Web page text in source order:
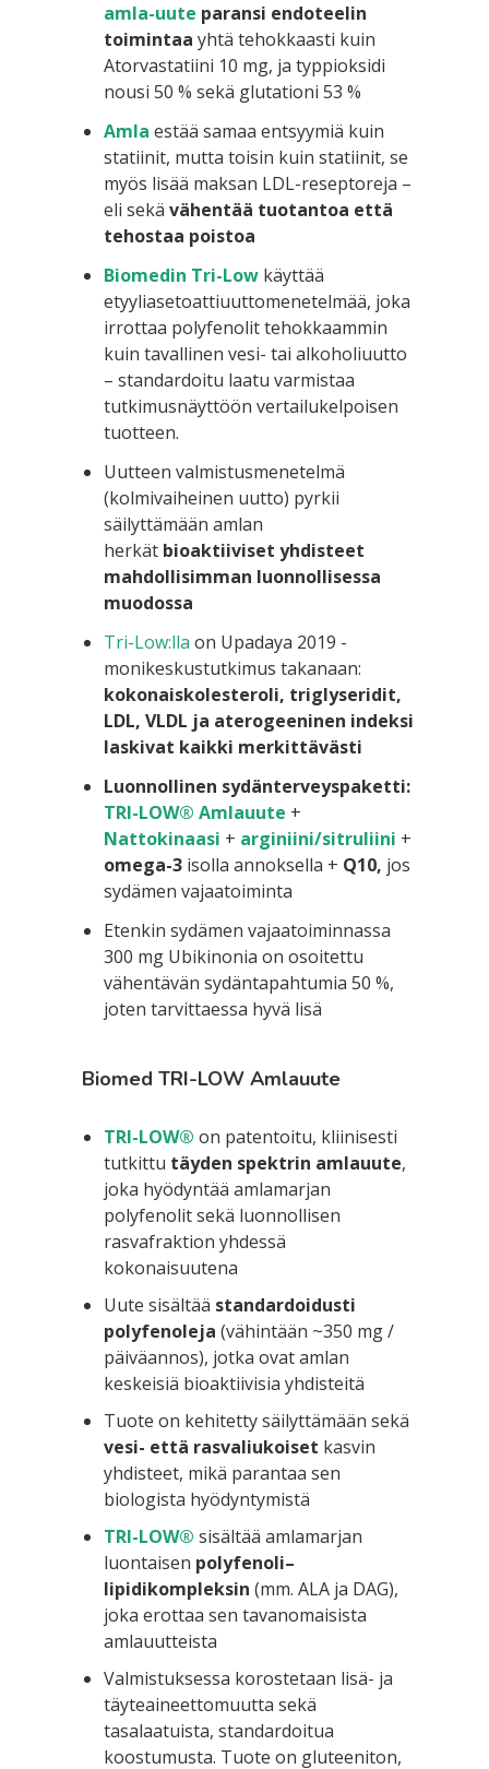
amla-uute paransi endoteelin
toimintaa yhtä tehokkaasti kuin
Atorvastatiini 10 mg, ja typpioksidi
nousi 50 % sekä glutationi 53 %
Amla estää samaa entsyymiä kuin
statiinit, mutta toisin kuin statiinit, se
myös lisää maksan LDL-reseptoreja –
eli sekä vähentää tuotantoa että
tehostaa poistoa
Biomedin Tri-Lowkäyttää
etyyliasetoattiuuttomenetelmää, joka
irrottaa polyfenolit tehokkaammin
kuin tavallinen vesi- tai alkoholiuutto
– standardoitu laatu varmistaa
tutkimusnäyttöön vertailukelpoisen
tuotteen.
Uutteen valmistusmenetelmä
(kolmivaiheinen uutto) pyrkii
säilyttämään amlan
herkät bioaktiiviset yhdisteet
mahdollisimman luonnollisessa
muodossa
Tri-Low:lla on Upadaya 2019 -
monikeskustutkimus takanaan:
kokonaiskolesteroli, triglyseridit,
LDL, VLDL ja aterogeeninen indeksi
laskivat kaikki merkittävästi
Luonnollinen sydänterveyspaketti:
TRI-LOW® Amlauute +
Nattokinaasi + arginiini/sitruliini +
omega-3isolla annoksella + Q10, jos
sydämen vajaatoiminta
Etenkin sydämen vajaatoiminnassa
300 mg Ubikinonia on osoitettu
vähentävän sydäntapahtumia 50 %,
joten tarvittaessa hyvä lisä
Biomed TRI-LOW Amlauute
TRI-LOW® on patentoitu, kliinisesti
tutkittu täyden spektrin amlauute,
joka hyödyntää amlamarjan
polyfenolit sekä luonnollisen
rasvafraktion yhdessä
kokonaisuutena
Uute sisältää standardoidusti
polyfenoleja (vähintään ~350 mg /
päiväannos), jotka ovat amlan
keskeisiä bioaktiivisia yhdisteitä
Tuote on kehitetty säilyttämään sekä
vesi- että rasvaliukoiset kasvin
yhdisteet, mikä parantaa sen
biologista hyödyntymistä
TRI-LOW® sisältää amlamarjan
luontaisen polyfenoli–
lipidikompleksin (mm. ALA ja DAG),
joka erottaa sen tavanomaisista
amlauutteista
Valmistuksessa korostetaan lisä- ja
täyteaineettomuutta sekä
tasalaatuista, standardoitua
koostumusta. Tuote on gluteeniton,